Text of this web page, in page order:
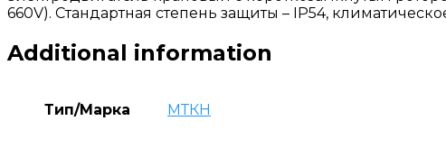
660V). Стандартная степень защиты – IP54,
Additional information
Тип/Марка МТКН